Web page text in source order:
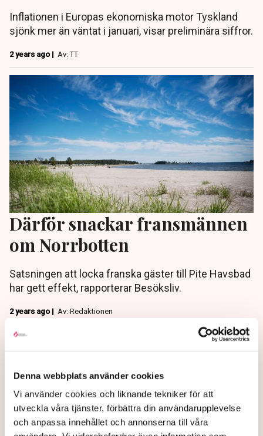
Denna webbplats använder cookies
Vi använder cookies och liknande tekniker för att
utveckla våra tjänster, förbättra din användarupplevelse
och anpassa innehållet och annonserna till våra
Inflationen i Europas ekonomiska motor Tyskland
sjönk mer än väntat i januari, visar preliminära siffror.
2 years ago | Av: TT
Därför snackar fransmännen
om Norrbotten
Satsningen att locka franska gäster till Pite Havsbad
har gett effekt, rapporterar Besöksliv.
2 years ago | Av: Redaktionen